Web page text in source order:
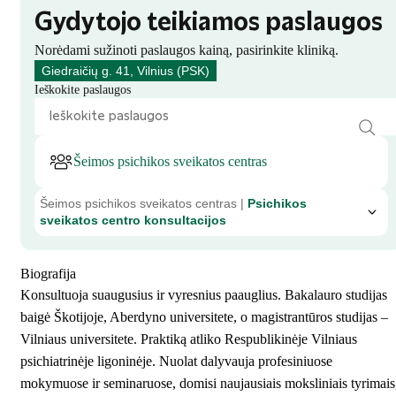
Gydytojo teikiamos paslaugos
Norėdami sužinoti paslaugos kainą, pasirinkite kliniką.
Giedraičių g. 41, Vilnius (PSK)
Ieškokite paslaugos
Šeimos psichikos sveikatos centras
Šeimos psichikos sveikatos centras | Psichikos
sveikatos centro konsultacijos
Biografija
Konsultuoja suaugusius ir vyresnius paauglius. Bakalauro studijas
baigė Škotijoje, Aberdyno universitete, o magistrantūros studijas –
Vilniaus universitete. Praktiką atliko Respublikinėje Vilniaus
psichiatrinėje ligoninėje. Nuolat dalyvauja profesiniuose
mokymuose ir seminaruose, domisi naujausiais moksliniais